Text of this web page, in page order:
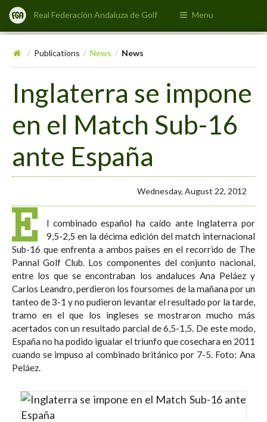
Real Federación Andaluza de Golf Menu
/ Publications / News / News
Inglaterra se impone
en el Match Sub-16
ante España
Wednesday, August 22, 2012
E
l combinado español ha caído ante Inglaterra por
9,5-2,5 en la décima edición del match internacional
Sub-16 que enfrenta a ambos países en el recorrido de The
Pannal Golf Club. Los componentes del conjunto nacional,
entre los que se encontraban los andaluces Ana Peláez y
Carlos Leandro, perdieron los foursomes de la mañana por un
tanteo de 3-1 y no pudieron levantar el resultado por la tarde,
tramo en el que los ingleses se mostraron mucho más
acertados con un resultado parcial de 6,5-1,5. De este modo,
España no ha podido igualar el triunfo que cosechara en 2011
cuando se impuso al combinado británico por 7-5. Foto: Ana
Peláez.